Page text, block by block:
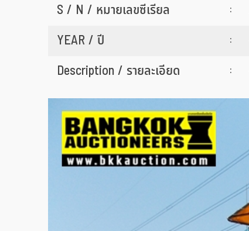
S / N / หมายเลขซีเรียล
:
YEAR / ปี
:
Description / รายละเอียด
: